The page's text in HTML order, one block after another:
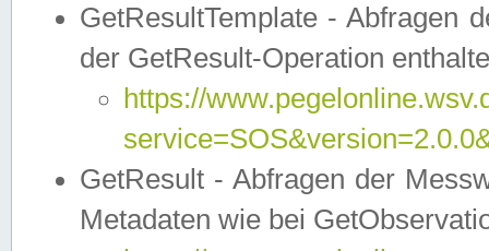
GetResultTemplate - Abfragen
der GetResult-Operation
https://
GetResult - Abfragen der
Metadaten wie bei